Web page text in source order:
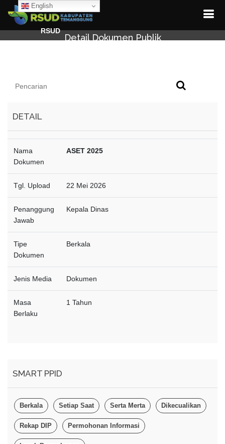
English
RSUD
Detail Dokumen Publik
DETAIL
Nama
Dokumen
ASET 2025
Tgl. Upload 22 Mei 2026
Penanggung
Jawab
Kepala Dinas
Tipe
Dokumen
Berkala
Jenis Media Dokumen
Masa
Berlaku
1 Tahun
SMART PPID
Berkala Setiap Saat Serta Merta Dikecualikan
Rekap DIP Permohonan Informasi